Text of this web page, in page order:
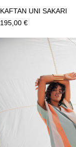
KAFTAN UNI SAKARI
195,00 €